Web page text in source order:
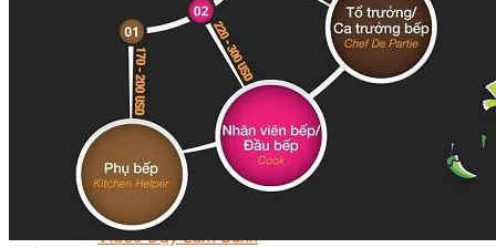
Nghiệp Vụ Bánh Kem
Bánh Việt
Bánh Nhật
Bánh Mì Nâng Cao
Bánh Đài Loan
Bánh Ngắn Hạn
Bánh Kinh Doanh
Handmade Mini Cake
Master Class
Bí Quyết Kinh Doanh Và Vận Hành Mô Hình Bánh
Chuyên Đề Bếp Bánh
Video Dạy Làm Bánh